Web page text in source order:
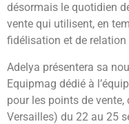
désormais le quotidien
vente qui utilisent, en
fidélisation et de relation
Adelya présentera sa
Equipmag dédié à
pour les points de
Versailles) du 22 au 25